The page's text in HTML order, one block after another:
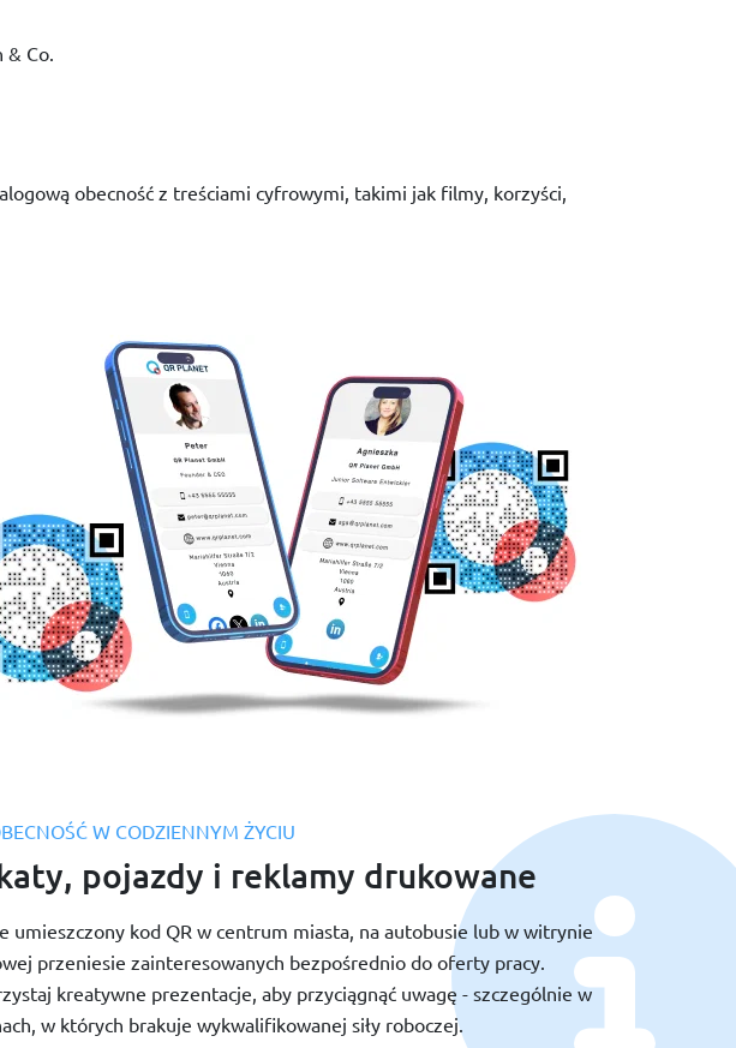
& Co.
obecność z treściami cyfrowymi, takimi jak filmy, korzyści,
W CODZIENNYM ŻYCIU
pojazdy i reklamy drukowane
umieszczony kod QR w centrum miasta, na autobusie lub w witrynie
przeniesie zainteresowanych bezpośrednio do oferty pracy.
kreatywne prezentacje, aby przyciągnąć uwagę - szczególnie w
w których brakuje wykwalifikowanej siły roboczej.